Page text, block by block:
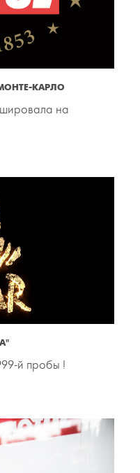
КАРЛО
на
й пробы !